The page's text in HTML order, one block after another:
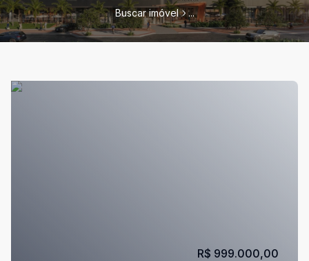
Buscar imóvel ...
R$ 999.000,00